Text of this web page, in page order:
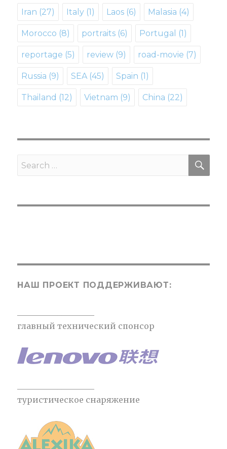
Iran (27) Italy (1) Laos (6) Malasia (4)
Morocco (8) portraits (6) Portugal (1)
reportage (5) review (9) road-movie (7)
Russia (9) SEA(45) Spain (1)
Thailand (12) Vietnam (9) Сhina (22)
Search
НАШ ПРОЕКТ ПОДДЕРЖИВАЮТ:
главный технический спонсор
туристическое снаряжение